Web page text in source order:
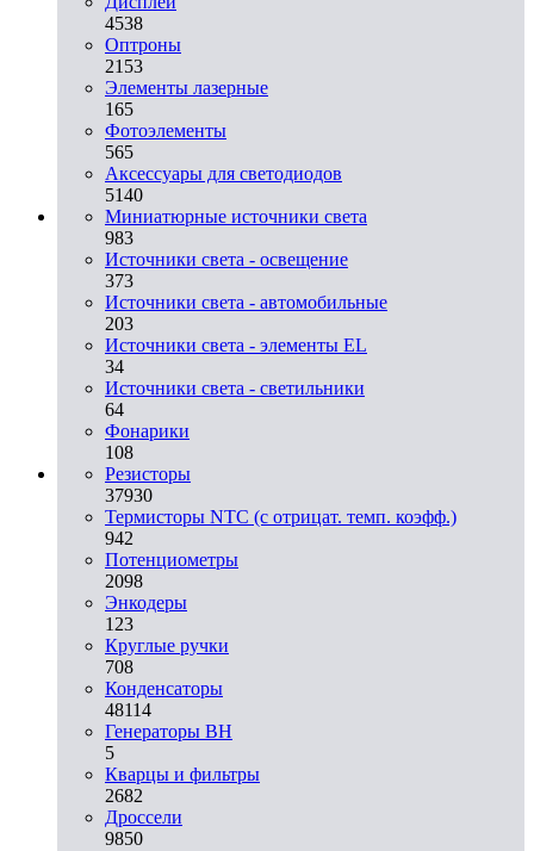
4538
Оптроны
2153
Элементы лазерные
165
Фотоэлементы
565
Аксессуары для светодиодов
5140
Миниатюрные источники света
983
Источники света - освещение
373
Источники света - автомобильные
203
Источники света - элементы EL
34
Источники света - светильники
64
Фонарики
108
Резисторы
37930
Термисторы NTC (с отрицат. темп. коэфф.)
942
Потенциометры
2098
Энкодеры
123
Круглые ручки
708
Конденсаторы
48114
Генераторы ВН
5
Кварцы и фильтры
2682
Дроссели
9850